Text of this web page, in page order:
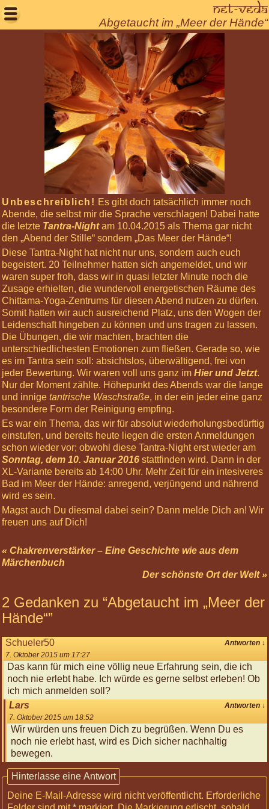
Net-Veda
Abgetaucht im „Meer der Hände“

Unbeschreiblich! Es gibt doch tatsächlich immer noch
Abende, die selbst mir die Sprache verschlagen! Dabei hatte
die letzte Tantra-Nightam 10.04.2015 als Thema gar nicht
den „Abend der Stille“ sondern „Das Meer der Hände“!
Diese Tantra-Night hat nicht nur uns, sondern auch euch
begeistert. 20 Teilnehmer hatten sich angemeldet, und wir
waren super froh, dass wir in quasi letzter Minute noch die
Zusage erhielten, die wundervoll energetischen Räume des
Chittama-Yoga-Zentrums für diesen Abend nutzen zu dürfen.
Somit hatten wir auch ausreichend Platz, uns den Wogen der
Leidenschaft hingeben zu können und uns tragen zu lassen.
Die Übungen, die wir machten, brachten die
unterschiedlichesten Emotionen zum fließen. Gerade so, wie
es im Tantra sein soll: absichtslos, überwältigend, frei von
jeder Bewertung. Wir waren voll uns ganz im Hier und Jetzt.
Nur der Moment zählte. Höhepunkt des Abends war die lange
und innige tantrische Waschstraße, in der ein jeder eine ganz
besondere Form der Reinigung empfing.
Es war ein Thema, das wir für absolut wiederholungsbedürftig
einstufen, und bereits heute liegen die ersten Anmeldungen
schon wieder vor; obwohl diese Tantra-Night erst wieder am
Sonntag, dem 10. Januar 2016 stattfinden wird. Dann in der
XL-Variante bereits ab 14:00 Uhr. Mehr Zeit für ein intesiveres
Bad im Meer der Hände: anregend, verjüngend und nährend
wird es sein.
Magst auch Du diesmal dabei sein? Dann melde Dich an! Wir
freuen uns auf Dich!
« Chakrenverstärker – Eine Geschichte wie aus dem
Märchenbuch
Der schönste Ort der Welt »
2 Gedanken zu “Abgetaucht im „Meer der
Hände“”
Antworten ↓
Schueler50
7. Oktober 2015 um 17:27
Das kann für mich eine völlig neue Erfahrung sein, die ich
noch nie erlebt habe. Ich würde es gerne selbst erleben! Ob
ich mich anmelden soll?
Antworten ↓
Lars
7. Oktober 2015 um 18:52
Wir würden uns freuen Dich zu begrüßen. Wenn Du es
noch nie erlebt hast, wird es Dich sicher nachhaltig
bewegen.
Hinterlasse eine Antwort
Deine E-Mail-Adresse wird nicht veröffentlicht. Erforderliche
Informiere
mich »
Nächste
Highlights
03
Oct
2026
12:00
Basis-
Körperreise:
Die
Chakren
07
Nov
2026
12:00
Körperreise
Tag:
Kopfgefühle
2026
12:00
Beflügelt
-
Arme
und
Hände
09
Jan
2027
12:00
Körperreise
Tag:
Tragend
Beine
und
Füße
30
Seminare
Körperarbeit
Meditationen
Tantra
Leben
Gästebuch
Login